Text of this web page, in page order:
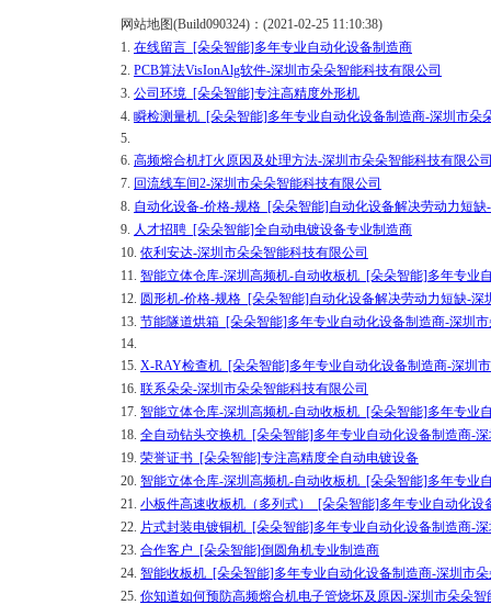
网站地图(Build090324)：(2021-02-25 11:10:38)
1. 在线留言_[朵朵智能]多年专业自动化设备制造商
2. PCB算法VisIonAlg软件-深圳市朵朵智能科技有限公司
3. 公司环境_[朵朵智能]专注高精度外形机
4. 瞬检测量机_[朵朵智能]多年专业自动化设备制造商-深圳市朵
5.
6. 高频熔合机打火原因及处理方法-深圳市朵朵智能科技有限公
7. 回流线车间2-深圳市朵朵智能科技有限公司
8. 自动化设备-价格-规格_[朵朵智能]自动化设备解决劳动力短
9. 人才招聘_[朵朵智能]全自动电镀设备专业制造商
10. 依利安达-深圳市朵朵智能科技有限公司
11. 智能立体仓库-深圳高频机-自动收板机_[朵朵智能]多年专业
12. 圆形机-价格-规格_[朵朵智能]自动化设备解决劳动力短缺-深
13. 节能隧道烘箱_[朵朵智能]多年专业自动化设备制造商-深圳
14.
15. X-RAY检查机_[朵朵智能]多年专业自动化设备制造商-深圳
16. 联系朵朵-深圳市朵朵智能科技有限公司
17. 智能立体仓库-深圳高频机-自动收板机_[朵朵智能]多年专业
18. 全自动钻头交换机_[朵朵智能]多年专业自动化设备制造商-
19. 荣誉证书_[朵朵智能]专注高精度全自动电镀设备
20. 智能立体仓库-深圳高频机-自动收板机_[朵朵智能]多年专业
21. 小板件高速收板机（多列式）_[朵朵智能]多年专业自动化
22. 片式封装电镀铜机_[朵朵智能]多年专业自动化设备制造商-
23. 合作客户_[朵朵智能]倒圆角机专业制造商
24. 智能收板机_[朵朵智能]多年专业自动化设备制造商-深圳市
25. 你知道如何预防高频熔合机电子管烧坏及原因-深圳市朵朵智